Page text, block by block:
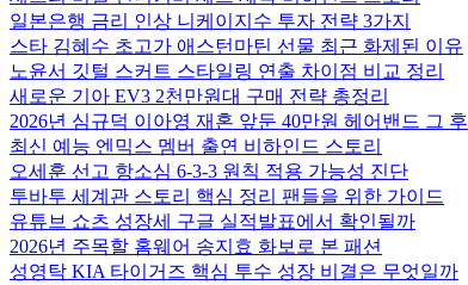
일본은행 금리 인상 니케이지수 투자 전략 3가지
스타 김혜수 초고가 애스턴마틴 선물 최근 화제된 이유
노윤서 깃털 스커트 스타일링 연출 차이점 비교 정리
새로운 기아 EV3 2천만원대 구매 전략 총정리
2026년 심규덕 이아영 재혼 앞둔 40만원 헤어밴드 그 후
최신 예능 엔믹스 멤버 출연 비하인드 스토리
오세훈 선고 항소심 6-3-3 원칙 적용 가능성 진단
투바투 세계관 스토리 핵심 정리 팬들을 위한 가이드
유튜브 쇼츠 성장세 구글 실적발표에서 확인될까
2026년 주목할 홈웨어 송지효 화보로 본 패션
성영탁 KIA 타이거즈 핵심 투수 성장 비결은 무엇일까